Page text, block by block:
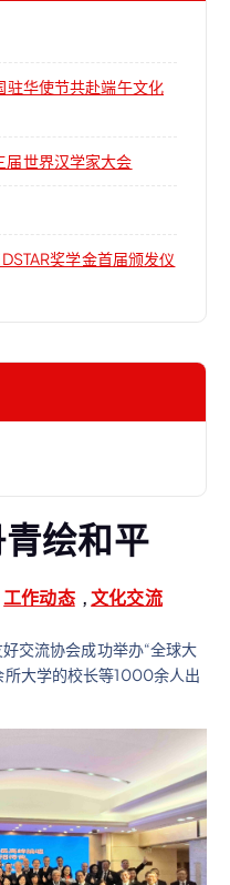
华使节共赴端午文化
届世界汉学家大会
奖学金首届颁发仪
绘和平
工作动态 ,文化交流
交流协会成功举办“全球大
大学的校长等1000余人出